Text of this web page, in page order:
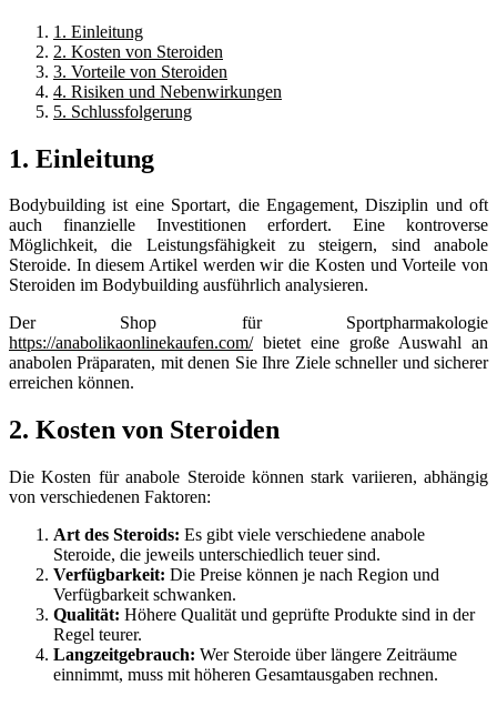
1. Einleitung
2. Kosten von Steroiden
3. Vorteile von Steroiden
4. Risiken und Nebenwirkungen
5. Schlussfolgerung
1. Einleitung
Bodybuilding ist eine Sportart, die Engagement, Disziplin und oft
auch finanzielle Investitionen erfordert. Eine kontroverse
Möglichkeit, die Leistungsfähigkeit zu steigern, sind anabole
Steroide. In diesem Artikel werden wir die Kosten und Vorteile von
Steroiden im Bodybuilding ausführlich analysieren.
Der Shop für Sportpharmakologie
https://anabolikaonlinekaufen.com/bietet eine große Auswahl an
anabolen Präparaten, mit denen Sie Ihre Ziele schneller und sicherer
erreichen können.
2. Kosten von Steroiden
Die Kosten für anabole Steroide können stark variieren, abhängig
von verschiedenen Faktoren:
Art des Steroids: Es gibt viele verschiedene anabole
Steroide, die jeweils unterschiedlich teuer sind.
Verfügbarkeit: Die Preise können je nach Region und
Verfügbarkeit schwanken.
Qualität: Höhere Qualität und geprüfte Produkte sind in der
Regel teurer.
Langzeitgebrauch: Wer Steroide über längere Zeiträume
einnimmt, muss mit höheren Gesamtausgaben rechnen.